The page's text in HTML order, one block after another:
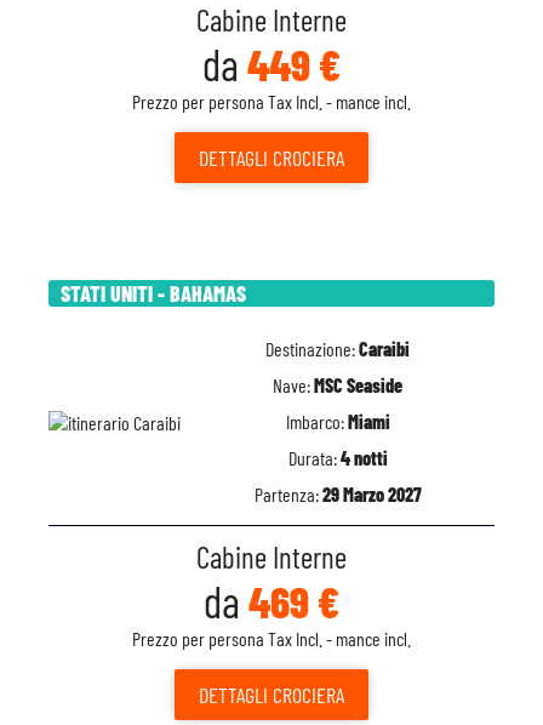
Cabine Interne
da 449 €
Prezzo per persona Tax Incl. - mance incl.
DETTAGLI CROCIERA
STATI UNITI - BAHAMAS
Destinazione:Caraibi
Nave:MSC Seaside
Imbarco:Miami
Durata:4 notti
Partenza:29 Marzo 2027
Cabine Interne
da 469 €
Prezzo per persona Tax Incl. - mance incl.
DETTAGLI CROCIERA